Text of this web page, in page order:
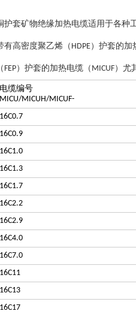
护套矿物绝缘加热电缆适用于各种
有高密度聚乙烯（ HDPE）护套的加
（ FEP）护套的加热电缆（ MICUF）尤
电缆编号
MICU/MICUH/MICUF-
16C0.7
16C0.9
16C1.0
16C1.3
16C1.7
16C2.2
16C2.9
16C4.0
16C7.0
16C11
16C13
16C17